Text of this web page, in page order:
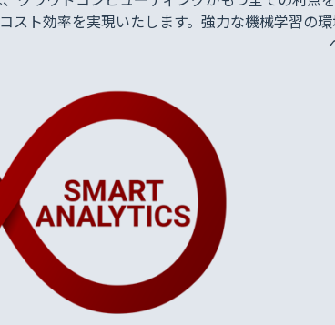
スト効率を実現いたします。強力な機械学習の